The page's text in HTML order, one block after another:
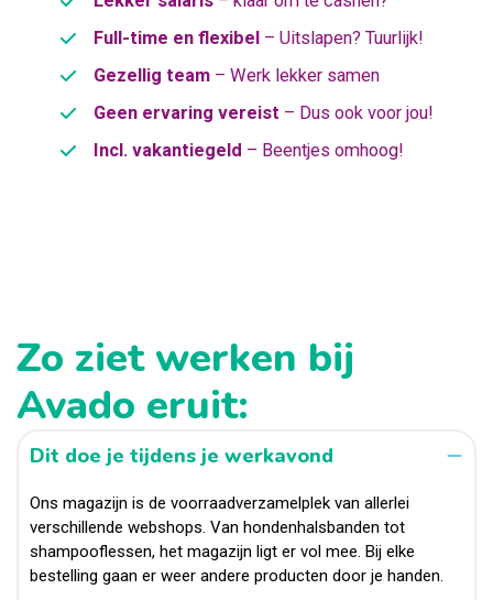
Full-time en flexibel – Uitslapen? Tuurlijk!
Gezellig team – Werk lekker samen
Geen ervaring vereist – Dus ook voor jou!
Incl. vakantiegeld – Beentjes omhoog!
Zo ziet werken bij
Avado eruit:
Dit doe je tijdens je werkavond
Ons magazijn is de voorraadverzamelplek van allerlei
verschillende webshops. Van hondenhalsbanden tot
shampooflessen, het magazijn ligt er vol mee. Bij elke
bestelling gaan er weer andere producten door je handen.